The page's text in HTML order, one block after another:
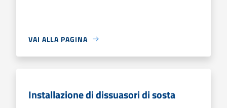
VAI ALLA PAGINA
Installazione di dissuasori di sosta